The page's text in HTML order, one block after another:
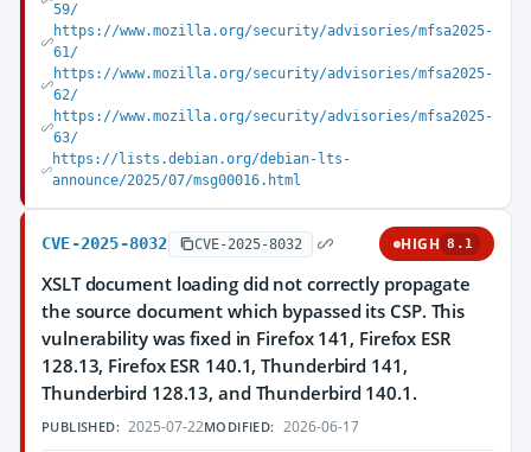
59/
https://www.mozilla.org/security/advisories/mfsa2025-
61/
https://www.mozilla.org/security/advisories/mfsa2025-
62/
https://www.mozilla.org/security/advisories/mfsa2025-
63/
https://lists.debian.org/debian-lts-
announce/2025/07/msg00016.html
CVE-2025-8032 CVE-2025-8032 HIGH 8.1
XSLT document loading did not correctly propagate
the source document which bypassed its CSP. This
vulnerability was fixed in Firefox 141, Firefox ESR
128.13, Firefox ESR 140.1, Thunderbird 141,
Thunderbird 128.13, and Thunderbird 140.1.
PUBLISHED: 2025-07-22MODIFIED: 2026-06-17